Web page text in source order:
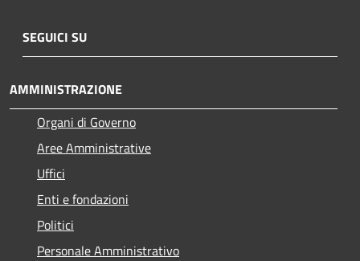
SEGUICI SU
AMMINISTRAZIONE
Organi di Governo
Aree Amministrative
Uffici
Enti e fondazioni
Politici
Personale Amministrativo